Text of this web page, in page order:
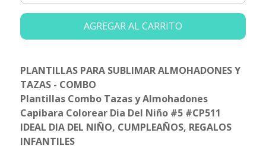
AGREGAR AL CARRITO
PLANTILLAS PARA SUBLIMAR ALMOHADONES Y
TAZAS - COMBO
Plantillas Combo Tazas y Almohadones
Capibara Colorear Dia Del Niño #5 #CP511
IDEAL DIA DEL NIÑO, CUMPLEAÑOS, REGALOS
INFANTILES